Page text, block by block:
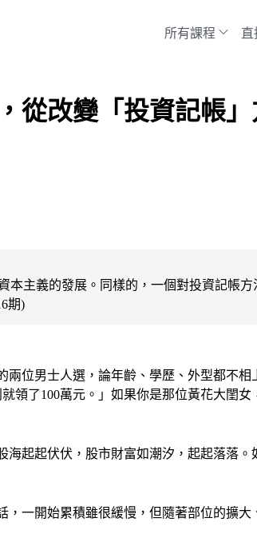
所有課程 直
從改變「投資記帳」
主義的發展。同樣的，一個對投資記帳
期)
位男士人選，論年齡、學歷、外型都不
領了100萬元。」如果你是那位黃花大閨
起起伏伏，股市財富如潮汐，起起落落
一開始累積雖很緩慢，但隨著部位的擴